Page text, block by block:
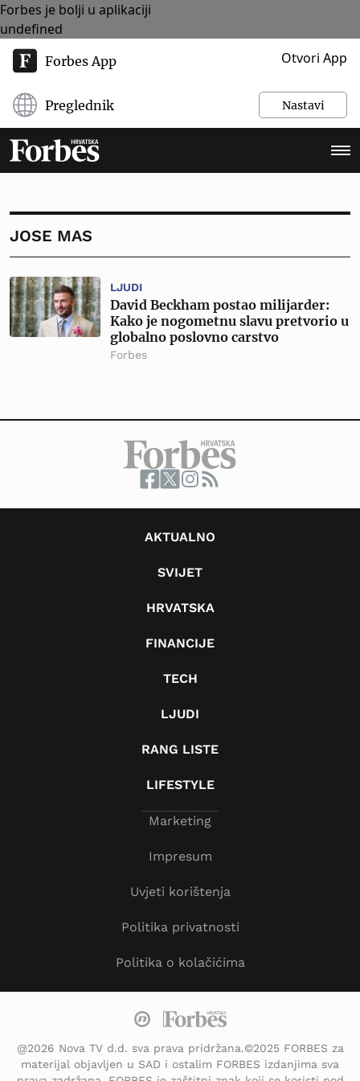
Forbes je bolji u aplikaciji
undefined
Forbes App Otvori App
Preglednik Nastavi
JOSE MAS
LJUDI
David Beckham postao milijarder:
Kako je nogometnu slavu pretvorio u
globalno poslovno carstvo
Forbes
AKTUALNO
SVIJET
HRVATSKA
FINANCIJE
TECH
LJUDI
RANG LISTE
LIFESTYLE
Marketing
Impresum
Uvjeti korištenja
Politika privatnosti
Politika o kolačićima
@2026 Nova TV d.d. sva prava pridržana.©2025 FORBES za
materijal objavljen u SAD i ostalim FORBES izdanjima sva